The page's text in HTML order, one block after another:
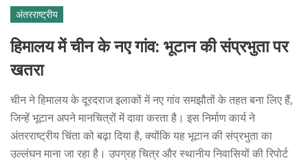
अंतरराष्ट्रीय
हिमालय में चीन के नए गांव: भूटान की संप्रभुता पर
खतरा
चीन ने हिमालय के दूरदराज इलाकों में नए गांव समझौतों के तहत बना लिए हैं,
जिन्हें भूटान अपने मानचित्रों में दावा करता है। इस निर्माण कार्य ने
अंतरराष्ट्रीय चिंता को बढ़ा दिया है, क्योंकि यह भूटान की संप्रभुता का
उल्लंघन माना जा रहा है। उपग्रह चित्र और स्थानीय निवासियों की रिपोर्ट